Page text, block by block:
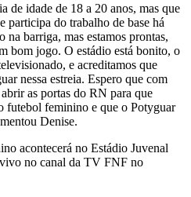
de idade de 18 a 20 anos, mas que
participa do trabalho de base há
na barriga, mas estamos prontas,
bom jogo. O estádio está bonito, o
e acreditamos que
nessa estreia. Espero que com
as portas do RN para que
futebol feminino e que o Potyguar
Denise.
acontecerá no Estádio Juvenal
no canal da TV FNF no